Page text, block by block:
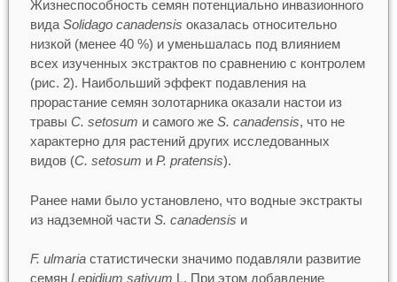
Жизнеспособность семян потенциально инвазионного
вида Solidago canadensis оказалась относительно
низкой (менее 40 %) и уменьшалась под влиянием
всех изученных экстрактов по сравнению с контролем
(рис. 2). Наибольший эффект подавления на
прорастание семян золотарника оказали настои из
травы C. setosum и самого же S. canadensis, что не
характерно для растений других исследованных
видов (C. setosum и P. pratensis).
Ранее нами было установлено, что водные экстракты
из надземной части S. canadensis и
F. ulmaria статистически значимо подавляли развитие
семян Lepidium sativum L. При этом добавление